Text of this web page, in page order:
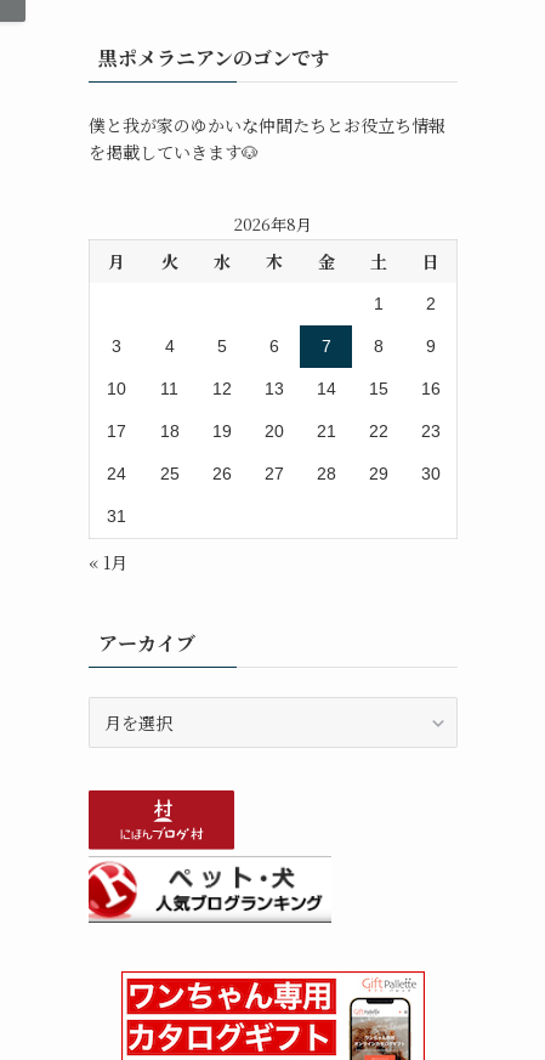
黒ポメラニアンのゴンです
僕と我が家のゆかいな仲間たちとお役立ち情報
を掲載していきます🐶
2026年8月
月 火 水 木 金 土 日
1 2
3 4 5 6 7 8 9
10 11 12 13 14 15 16
17 18 19 20 21 22 23
24 25 26 27 28 29 30
31
« 1月
アーカイブ
イ